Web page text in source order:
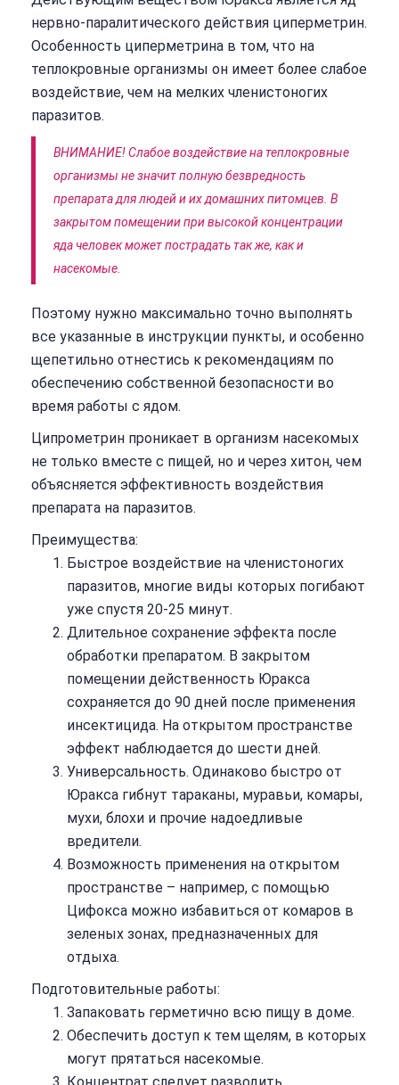
нервно-паралитического действия циперметрин.
Особенность циперметрина в том, что на
теплокровные организмы он имеет более слабое
воздействие, чем на мелких членистоногих
паразитов.
ВНИМАНИЕ! Слабое воздействие на теплокровные
организмы не значит полную безвредность
препарата для людей и их домашних питомцев. В
закрытом помещении при высокой концентрации
яда человек может пострадать так же, как и
насекомые.
Поэтому нужно максимально точно выполнять
все указанные в инструкции пункты, и особенно
щепетильно отнестись к рекомендациям по
обеспечению собственной безопасности во
время работы с ядом.
Ципрометрин проникает в организм насекомых
не только вместе с пищей, но и через хитон, чем
объясняется эффективность воздействия
препарата на паразитов.
Преимущества:
Быстрое воздействие на членистоногих
паразитов, многие виды которых погибают
уже спустя 20-25 минут.
Длительное сохранение эффекта после
обработки препаратом. В закрытом
помещении действенность Юракса
сохраняется до 90 дней после применения
инсектицида. На открытом пространстве
эффект наблюдается до шести дней.
Универсальность. Одинаково быстро от
Юракса гибнут тараканы, муравьи, комары,
мухи, блохи и прочие надоедливые
вредители.
Возможность применения на открытом
пространстве – например, с помощью
Цифокса можно избавиться от комаров в
зеленых зонах, предназначенных для
отдыха.
Подготовительные работы:
Запаковать герметично всю пищу в доме.
Обеспечить доступ к тем щелям, в которых
могут прятаться насекомые.